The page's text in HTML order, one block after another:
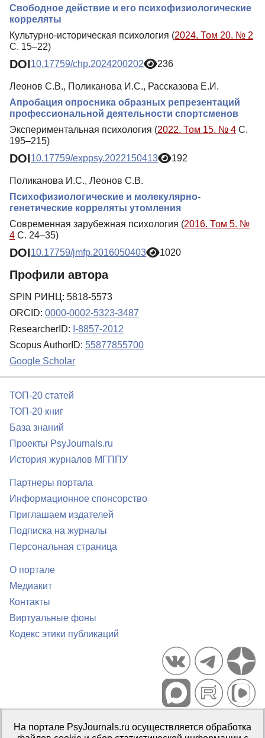
Свободное действие и его психофизиологические
корреляты
Культурно-историческая психология (2024. Том 20. № 2
С. 15–22)
DOI10.17759/chp.2024200202 236
Леонов С.В., Поликанова И.С., Рассказова Е.И.
Апробация опросника образных репрезентаций
профессиональной деятельности спортсменов
Экспериментальная психология (2022. Том 15. № 4 С.
195–215)
DOI10.17759/exppsy.2022150413 192
Поликанова И.С., Леонов С.В.
Психофизиологические и молекулярно-
генетические корреляты утомления
Современная зарубежная психология (2016. Том 5. №
4 С. 24–35)
DOI10.17759/jmfp.2016050403 1020
Профили автора
SPIN РИНЦ: 5818-5573
ORCID: 0000-0002-5323-3487
ResearcherID: I-8857-2012
Scopus AuthorID: 55877855700
Google Scholar
ТОП-20 статей
ТОП-20 книг
База знаний
Проекты PsyJournals.ru
История журналов МГППУ
Партнеры портала
Информационное спонсорство
Приглашаем издателей
Подписка на журналы
Персональная страница
О портале
Медиакит
Контакты
Виртуальные фоны
Кодекс этики публикаций
Портал психологических изданий PsyJournals.ru, 2007–2026
Правила использования материалов
На портале PsyJournals.ru осуществляется обработка